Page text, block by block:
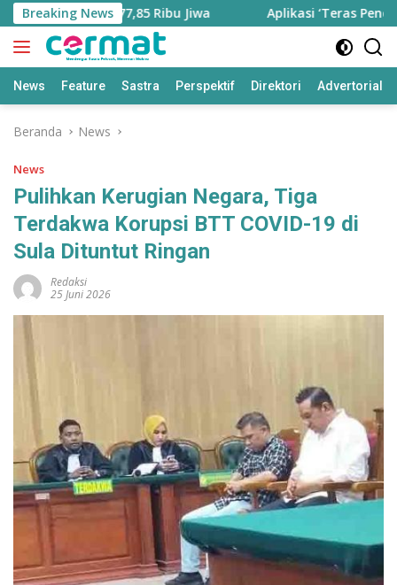
Langsung
ke
konten
Breaking News
Jadi 77,85 Ribu Jiwa Aplikasi ‘Teras
News Feature Sastra Perspektif Direktori Advertorial
Beranda News
News
Pulihkan Kerugian Negara, Tiga
Terdakwa Korupsi BTT COVID-19 di
Sula Dituntut Ringan
Redaksi
25 Juni 2026